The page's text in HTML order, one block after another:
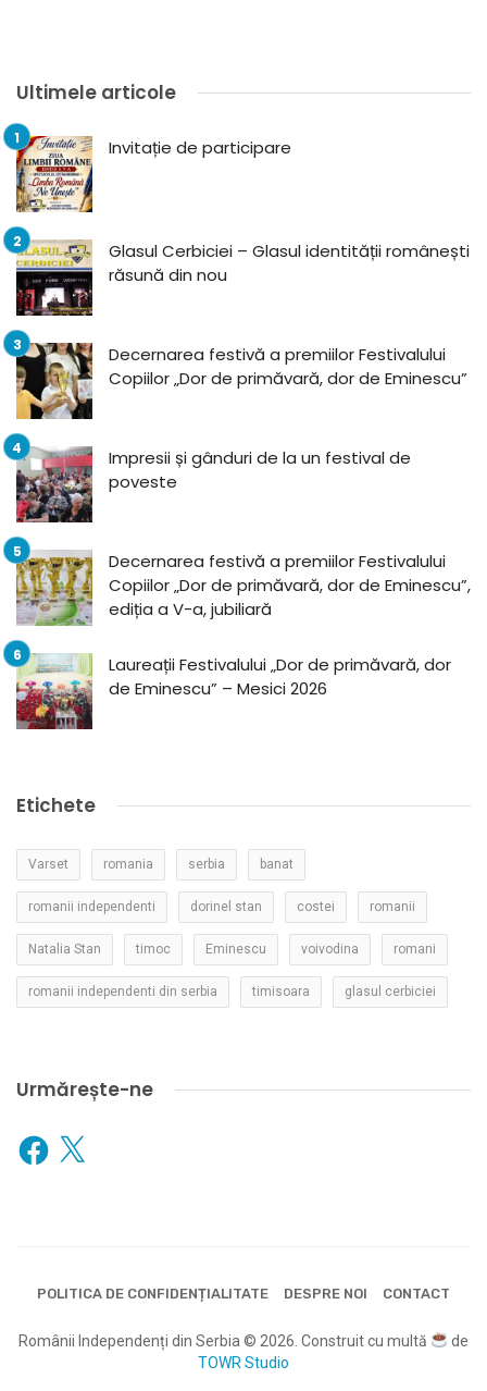
Ultimele articole
Invitație de participare
Glasul Cerbiciei – Glasul identității românești
răsună din nou
Decernarea festivă a premiilor Festivalului
Copiilor „Dor de primăvară, dor de Eminescu”
Impresii și gânduri de la un festival de
poveste
Decernarea festivă a premiilor Festivalului
Copiilor „Dor de primăvară, dor de Eminescu”,
ediția a V-a, jubiliară
Laureații Festivalului „Dor de primăvară, dor
de Eminescu” – Mesici 2026
Etichete
Varset romania serbia banat
romanii independenti dorinel stan costei romanii
Natalia Stan timoc Eminescu voivodina romani
romanii independenti din serbia timisoara glasul cerbiciei
Urmărește-ne
Facebook
X
POLITICA DE CONFIDENȚIALITATE DESPRE NOI CONTACT
Românii Independenți din Serbia © 2026. Construit cu multă
de
TOWR Studio